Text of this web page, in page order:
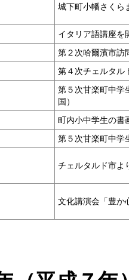
城下町小幡さくら
イタリア語講座を
第２次哈爾濱市訪
第４次チェルタル
第５次甘楽町中学
国）
町内小中学生の書
第５次甘楽町中学
チェルタルド市よ
文化講演会「豊